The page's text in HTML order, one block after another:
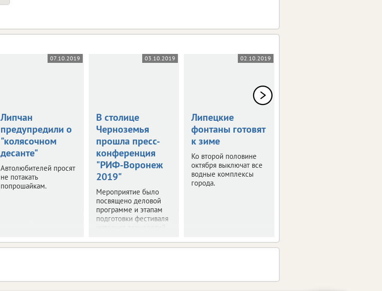
07.10.2019
Липчан
предупредили о
"колясочном
десанте"
Автолюбителей просят
не потакать
попрошайкам.
03.10.2019
В столице
Черноземья
прошла пресс-
конференция
"РИФ-Воронеж
2019"
Мероприятие было
посвящено деловой
программе и этапам
подготовки фестиваля
интернет-технологий.
02.10.2019
Липецкие
фонтаны готовят
к зиме
Ко второй половине
октября выключат все
водные комплексы
города.